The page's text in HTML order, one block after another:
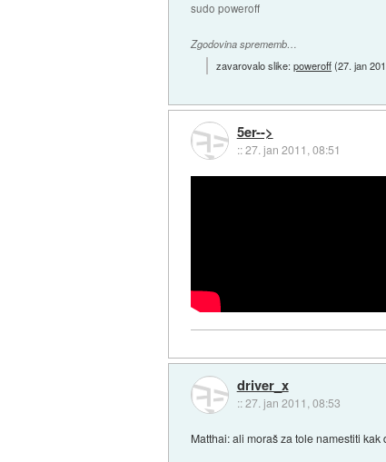
sudo poweroff
Zgodovina sprememb…
zavarovalo slike:poweroff(27. jan
5er-->
::27. jan 2011, 08:51
driver_x
::27. jan 2011, 08:53
Matthai: ali moraš za tole namestiti